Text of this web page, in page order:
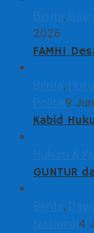
,
2026
FAMHI
,
9
Kabid
GUNTUR
,
4